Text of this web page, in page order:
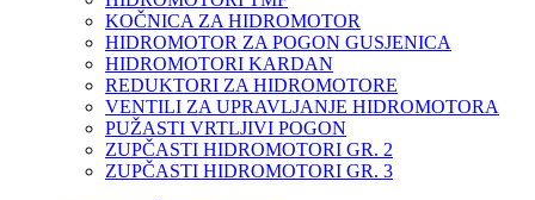
KOČNICA ZA HIDROMOTOR
HIDROMOTOR ZA POGON GUSJENICA
HIDROMOTORI KARDAN
REDUKTORI ZA HIDROMOTORE
VENTILI ZA UPRAVLJANJE HIDROMOTORA
PUŽASTI VRTLJIVI POGON
ZUPČASTI HIDROMOTORI GR. 2
ZUPČASTI HIDROMOTORI GR. 3